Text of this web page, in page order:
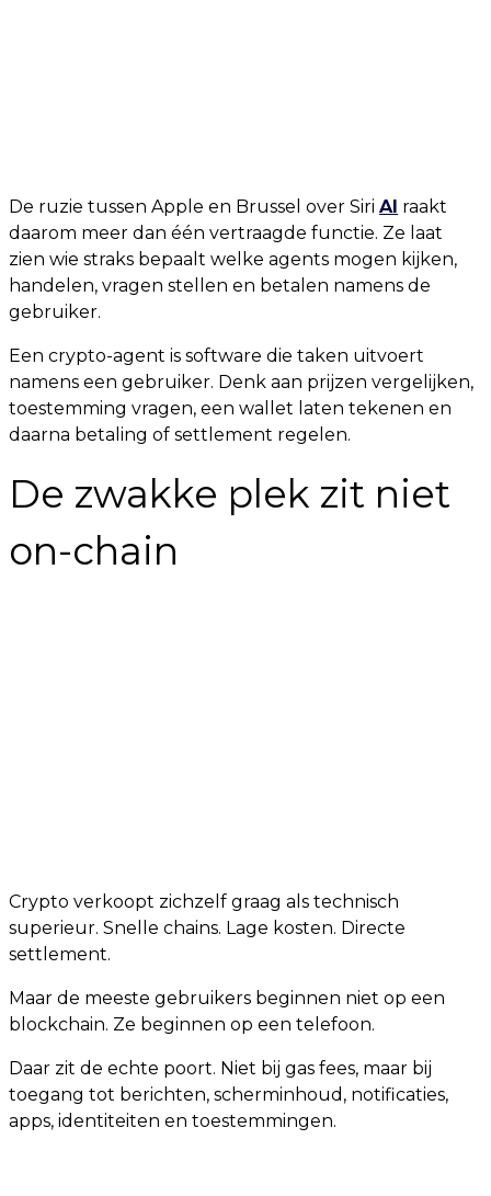
De ruzie tussen Apple en Brussel over Siri AI raakt
daarom meer dan één vertraagde functie. Ze laat
zien wie straks bepaalt welke agents mogen kijken,
handelen, vragen stellen en betalen namens de
gebruiker.
Een crypto-agent is software die taken uitvoert
namens een gebruiker. Denk aan prijzen vergelijken,
toestemming vragen, een wallet laten tekenen en
daarna betaling of settlement regelen.
De zwakke plek zit niet
on-chain
Crypto verkoopt zichzelf graag als technisch
superieur. Snelle chains. Lage kosten. Directe
settlement.
Maar de meeste gebruikers beginnen niet op een
blockchain. Ze beginnen op een telefoon.
Daar zit de echte poort. Niet bij gas fees, maar bij
toegang tot berichten, scherminhoud, notificaties,
apps, identiteiten en toestemmingen.